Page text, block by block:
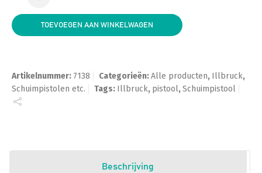
TOEVOEGEN AAN WINKELWAGEN
Artikelnummer: 7138 Categorieën:Alle producten, Illbruck,
Schuimpistolen etc.
Tags: Illbruck, pistool,Schuimpistool
Beschrijving